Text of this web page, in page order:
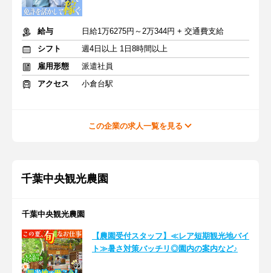
給与
日給1万6275円～2万344円 + 交通費支給
シフト
週4日以上 1日8時間以上
雇用形態
派遣社員
アクセス
小倉台駅
この企業の求人一覧を見る
千葉中央観光農園
千葉中央観光農園
【農園受付スタッフ】≪レア短期観光地バイ
ト≫暑さ対策バッチリ◎園内の案内など♪